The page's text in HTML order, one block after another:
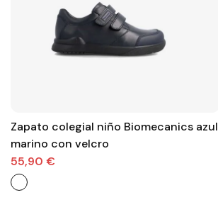
Zapato colegial niño Biomecanics azul
marino con velcro
55,90 €